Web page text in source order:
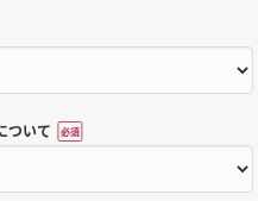
ついて